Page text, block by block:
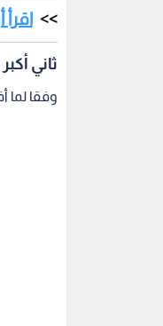
ثاني
وفقا لما